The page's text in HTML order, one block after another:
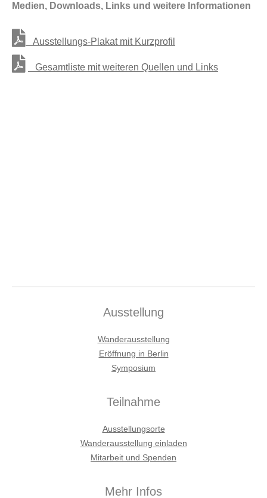
Medien, Downloads, Links und weitere Informationen
Ausstellungs-Plakat mit Kurzprofil
Gesamtliste mit weiteren Quellen und Links
Ausstellung
Wanderausstellung
Eröffnung in Berlin
Symposium
Teilnahme
Ausstellungsorte
Wanderausstellung einladen
Mitarbeit und Spenden
Mehr Infos